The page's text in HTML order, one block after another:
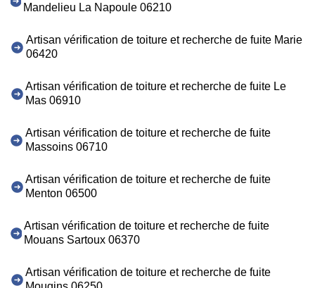
Mandelieu La Napoule 06210
Artisan vérification de toiture et recherche de fuite Marie
06420
Artisan vérification de toiture et recherche de fuite Le
Mas 06910
Artisan vérification de toiture et recherche de fuite
Massoins 06710
Artisan vérification de toiture et recherche de fuite
Menton 06500
Artisan vérification de toiture et recherche de fuite
Mouans Sartoux 06370
Artisan vérification de toiture et recherche de fuite